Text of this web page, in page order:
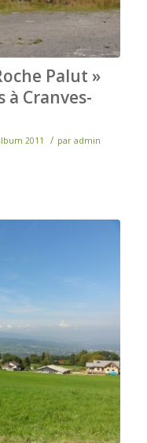
Palut »
à Cranves-
2011 / par admin